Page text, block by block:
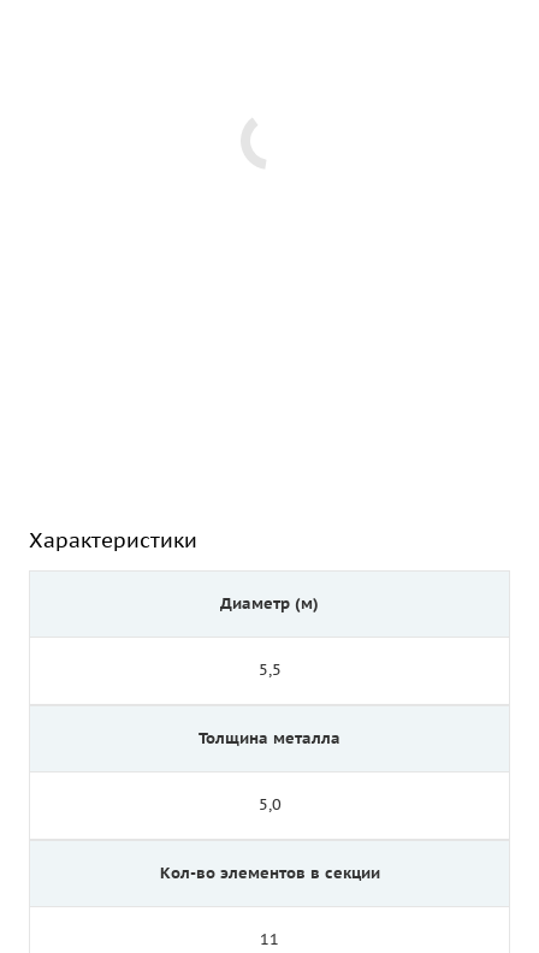
Характеристики
Диаметр (м)
5,5
Толщина металла
5,0
Кол-во элементов в секции
11